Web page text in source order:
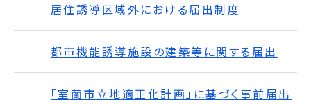
居住誘導区域外における届出制度
都市機能誘導施設の建築等に関する届出
「室蘭市立地適正化計画」に基づく事前届出